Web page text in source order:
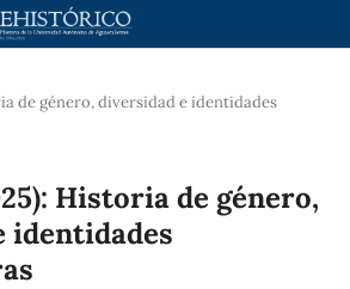
de género, diversidad e identidades
Historia de género,
identidades